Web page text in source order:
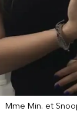
Mme Min. et